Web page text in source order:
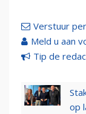
Verstuur
Meld u aan
Tip de
op